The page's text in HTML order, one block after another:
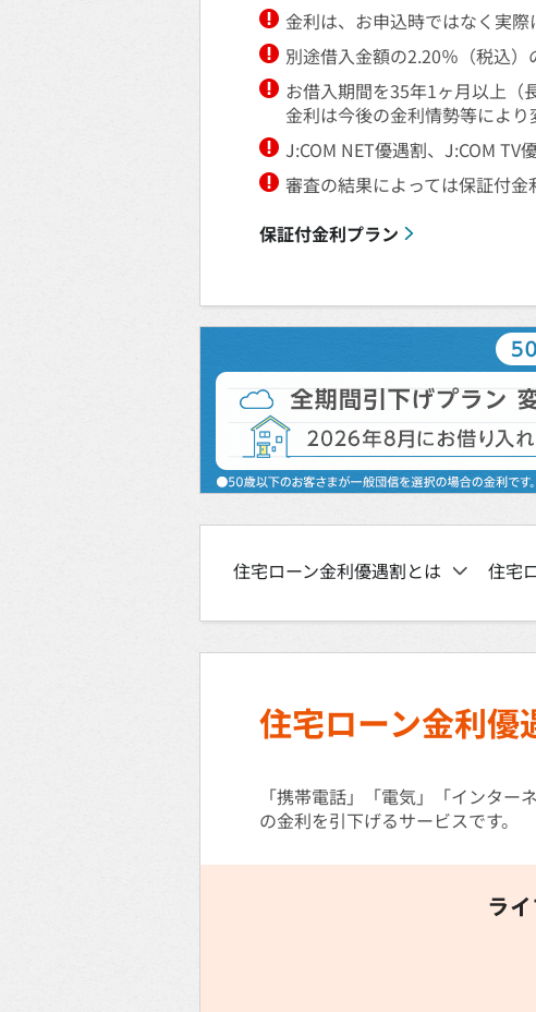
金利は、お申込時ではなく実際
別途借入金額の2.20％（税込）
お借入期間を35年1ヶ月以上（
金利は今後の金利情勢等により
J:COM NET優遇割、J:COM TV
審査の結果によっては保証付金
保証付金利プラン
住宅ローン金利優遇割とは 住宅
住宅ローン金利優
「携帯電話」「電気」「インタ
の金利を引下げるサービスです。